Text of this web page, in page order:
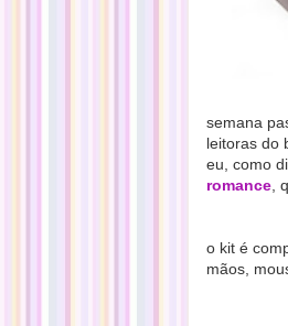
semana
leitoras do
eu, como
romance ,
o kit é
mãos,